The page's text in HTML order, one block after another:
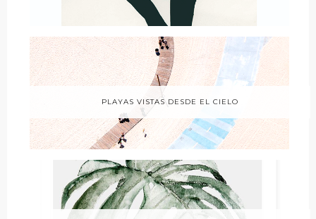
PLAYAS VISTAS DESDE EL CIELO